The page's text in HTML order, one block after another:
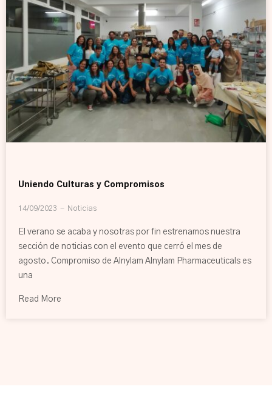
Uniendo Culturas y Compromisos
14/09/2023 Noticias
El verano se acaba y nosotras por fin estrenamos nuestra
sección de noticias con el evento que cerró el mes de
agosto. Compromiso de Alnylam Alnylam Pharmaceuticals es
una
Read More